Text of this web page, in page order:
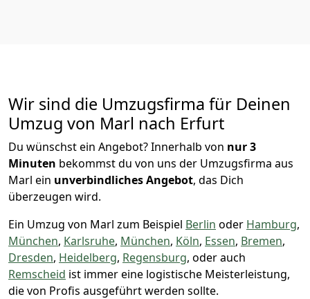
Wir sind die Umzugsfirma für Deinen
Umzug von Marl nach Erfurt
Du wünschst ein Angebot? Innerhalb von nur 3
Minuten bekommst du von uns der Umzugsfirma aus
Marl ein unverbindliches Angebot, das Dich
überzeugen wird.
Ein Umzug von Marl zum Beispiel Berlin oder Hamburg,
München, Karlsruhe, München, Köln, Essen, Bremen,
Dresden, Heidelberg, Regensburg, oder auch
Remscheid ist immer eine logistische Meisterleistung,
die von Profis ausgeführt werden sollte.